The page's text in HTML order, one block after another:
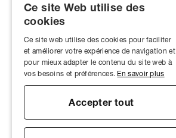
Ce site Web utilise des
cookies
Ce site web utilise des cookies pour faciliter
et améliorer votre expérience de navigation et
pour mieux adapter le contenu du site web à
vos besoins et préférences. En savoir plus
Accepter tout